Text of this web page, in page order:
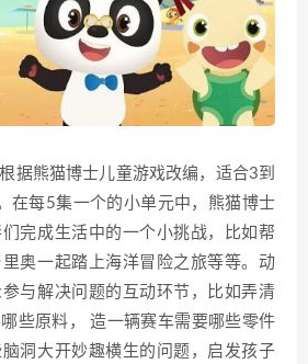
据熊猫博士儿童游戏改编，适合3到
在每5集一个的小单元中，熊猫博士
完成生活中的一个小挑战，比如帮
奥一起踏上海洋冒险之旅等等。动
与解决问题的互动环节，比如弄清
些原料， 造一辆赛车需要哪些零件
洞大开妙趣横生的问题，启发孩子